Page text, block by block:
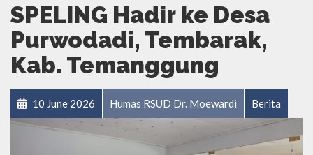
SPELING Hadir ke Desa
Purwodadi, Tembarak,
Kab. Temanggung
10 June 2026 Humas RSUD Dr. Moewardi Berita